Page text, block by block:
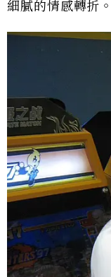
細膩的情感轉折。